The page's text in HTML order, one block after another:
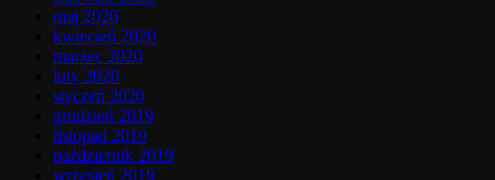
maj 2020
kwiecień 2020
marzec 2020
luty 2020
styczeń 2020
grudzień 2019
listopad 2019
październik 2019
wrzesień 2019